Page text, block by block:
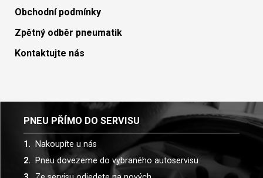
Obchodní podmínky
Zpětný odběr pneumatik
Kontaktujte nás
PNEU PŘÍMO DO SERVISU
Nakoupíte u nás
Pneu dovezeme do vybraného autoservisu